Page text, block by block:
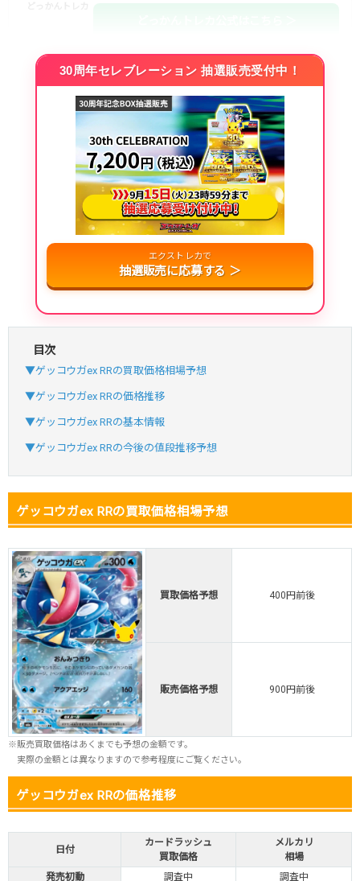
おりパンダ
・初回購入は最大90%OFF
・新規登録で6種類アド確解禁
SVGC7P コードコピー
↑招待コードで最大2,000ptゲット
おりパンダ公式はこちら ＞
・atone・ペイディ対応！
・新規登録で6種類アド確解禁
小口で当たりやすい穴場オリパ
オリパスタジアム公式はこちら ＞
オリくじ
・初回購入は500coinが50円
オリくじ公式はこちら ＞
TORAオリパ
・リリース1周年イベント開催中！
・新規登録で最大90%OFF
初回登録で4種類アド確解放
30周年セレブレーション 抽選販売受付中！
エクストレカで
抽選販売に応募する ＞
目次
▼ゲッコウガex RRの買取価格相場予想
▼ゲッコウガex RRの価格推移
▼ゲッコウガex RRの基本情報
▼ゲッコウガex RRの今後の値段推移予想
ゲッコウガex RRの買取価格相場予想
買取価格予想 400円前後
販売価格予想 900円前後
※販売買取価格はあくまでも予想の金額です。
実際の金額とは異なりますので参考程度にご覧ください。
ゲッコウガex RRの価格推移
日付
カードラッシュ
買取価格
メルカリ
相場
発売初動
調査中 調査中